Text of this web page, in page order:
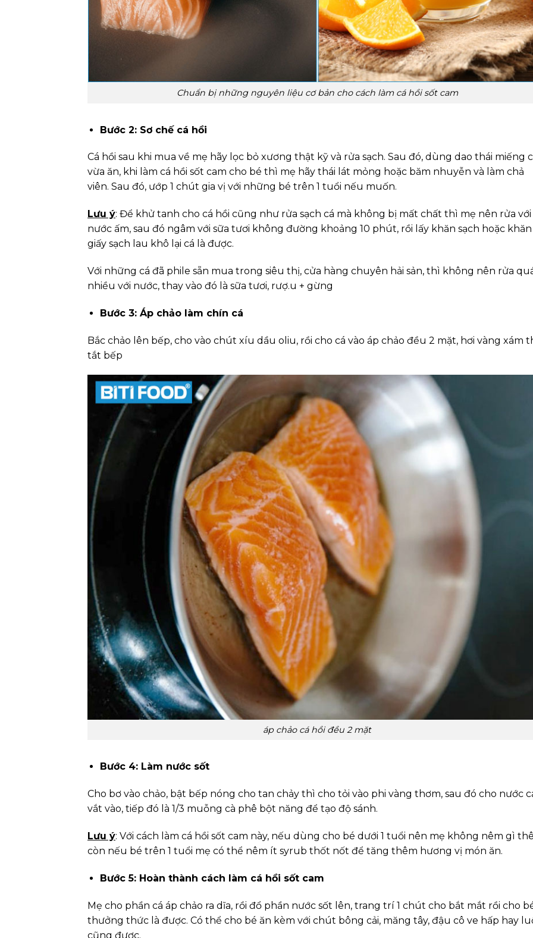
Chuẩn bị những nguyên liệu cơ bản cho cách làm cá hồi sốt cam
Bước 2: Sơ chế cá hồi
Cá hồi sau khi mua về mẹ hãy lọc bỏ xương thật kỹ và rửa sạch. Sau đó, dùng dao thái miếng
vừa ăn, khi làm cá hồi sốt cam cho bé thì mẹ hãy thái lát mỏng hoặc băm nhuyễn và làm chả
viên. Sau đó, ướp 1 chút gia vị với những bé trên 1 tuổi nếu muốn.
Lưu ý: Để khử tanh cho cá hồi cũng như rửa sạch cá mà không bị mất chất thì mẹ nên rửa với
nước ấm, sau đó ngâm với sữa tươi không đường khoảng 10 phút, rồi lấy khăn sạch hoặc khăn
giấy sạch lau khô lại cá là được.
Với những cá đã phile sẵn mua trong siêu thị, cửa hàng chuyên hải sản, thì không nên rửa
nhiều với nước, thay vào đó là sữa tươi, rượ.u + gừng
Bước 3: Áp chảo làm chín cá
Bắc chảo lên bếp, cho vào chút xíu dầu oliu, rồi cho cá vào áp chảo đều 2 mặt, hơi vàng xám
tắt bếp
áp chảo cá hồi đều 2 mặt
Bước 4: Làm nước sốt
Cho bơ vào chảo, bật bếp nóng cho tan chảy thì cho tỏi vào phi vàng thơm, sau đó cho nước
vắt vào, tiếp đó là 1/3 muỗng cà phê bột năng để tạo độ sánh.
Lưu ý: Với cách làm cá hồi sốt cam này, nếu dùng cho bé dưới 1 tuổi nên mẹ không nêm gì
còn nếu bé trên 1 tuổi mẹ có thể nêm ít syrub thốt nốt để tăng thêm hương vị món ăn.
Bước 5: Hoàn thành cách làm cá hồi sốt cam
Mẹ cho phần cá áp chảo ra dĩa, rồi đổ phần nước sốt lên, trang trí 1 chút cho bắt mắt rồi cho
thưởng thức là được. Có thể cho bé ăn kèm với chút bông cải, măng tây, đậu cô ve hấp hay
cũng được.